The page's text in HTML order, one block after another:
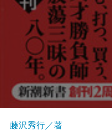
藤沢秀行／著